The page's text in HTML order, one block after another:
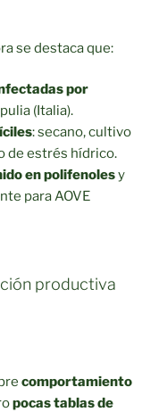
se destaca que:
por
(Italia).
: secano, cultivo
de estrés hídrico.
en polifenolesy
para AOVE
productiva
comportamiento
pocas tablas de